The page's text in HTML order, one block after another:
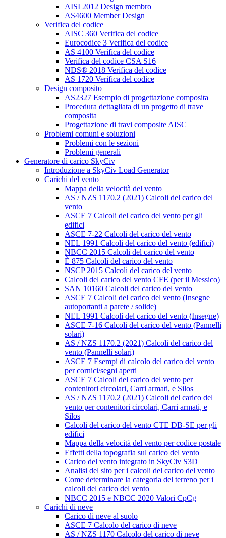
AISI 2012 Design membro
AS4600 Member Design
Verifica del codice
AISC 360 Verifica del codice
Eurocodice 3 Verifica del codice
AS 4100 Verifica del codice
Verifica del codice CSA S16
NDS® 2018 Verifica del codice
AS 1720 Verifica del codice
Design composito
AS2327 Esempio di progettazione composita
Procedura dettagliata di un progetto di trave
composita
Progettazione di travi composite AISC
Problemi comuni e soluzioni
Problemi con le sezioni
Problemi generali
Generatore di carico SkyCiv
Introduzione a SkyCiv Load Generator
Carichi del vento
Mappa della velocità del vento
AS / NZS 1170.2 (2021) Calcoli del carico del
vento
ASCE 7 Calcoli del carico del vento per gli
edifici
ASCE 7-22 Calcoli del carico del vento
NEL 1991 Calcoli del carico del vento (edifici)
NBCC 2015 Calcoli del carico del vento
È 875 Calcoli del carico del vento
NSCP 2015 Calcoli del carico del vento
Calcoli del carico del vento CFE (per il Messico)
SAN 10160 Calcoli del carico del vento
ASCE 7 Calcoli del carico del vento (Insegne
autoportanti a parete / solide)
NEL 1991 Calcoli del carico del vento (Insegne)
ASCE 7-16 Calcoli del carico del vento (Pannelli
solari)
AS / NZS 1170.2 (2021) Calcoli del carico del
vento (Pannelli solari)
ASCE 7 Esempi di calcolo del carico del vento
per cornici/segni aperti
ASCE 7 Calcoli del carico del vento per
contenitori circolari, Carri armati, e Silos
AS / NZS 1170.2 (2021) Calcoli del carico del
vento per contenitori circolari, Carri armati, e
Silos
Calcoli del carico del vento CTE DB-SE per gli
edifici
Mappa della velocità del vento per codice postale
Effetti della topografia sul carico del vento
Carico del vento integrato in SkyCiv S3D
Analisi del sito per i calcoli del carico del vento
Come determinare la categoria del terreno per i
calcoli del carico del vento
NBCC 2015 e NBCC 2020 Valori CpCg
Carichi di neve
Carico di neve al suolo
ASCE 7 Calcolo del carico di neve
AS / NZS 1170 Calcolo del carico di neve